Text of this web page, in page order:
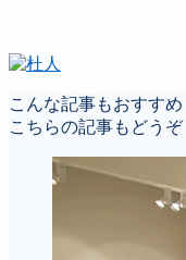
こんな記事もおすすめ
こちらの記事もどうぞ